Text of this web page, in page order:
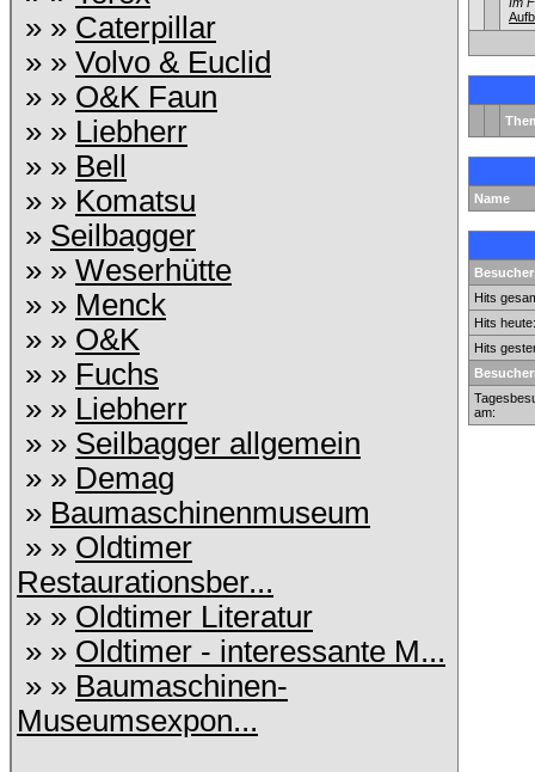
» » Caterpillar
» » Volvo & Euclid
» » O&K Faun
» » Liebherr
» » Bell
» » Komatsu
» Seilbagger
» » Weserhütte
» » Menck
» » O&K
» » Fuchs
» » Liebherr
» » Seilbagger allgemein
» » Demag
» Baumaschinenmuseum
» » Oldtimer
Restaurationsber...
» » Oldtimer Literatur
» » Oldtimer - interessante M...
» » Baumaschinen-
Museumsexpon...
Name
Hits
Hits heute:
Hits
am: